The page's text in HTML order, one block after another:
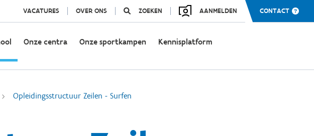
VACATURES OVER ONS ZOEKEN AANMELDEN CONTACT
Onze centra Onze sportkampen Kennisplatform
Opleidingsstructuur Zeilen - Surfen